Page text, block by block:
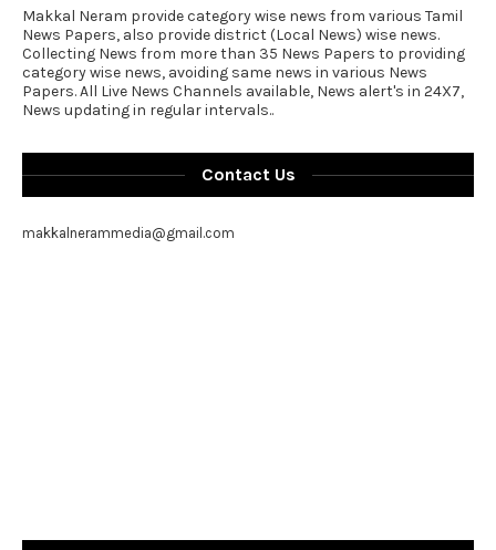
Makkal Neram provide category wise news from various Tamil
News Papers, also provide district (Local News) wise news.
Collecting News from more than 35 News Papers to providing
category wise news, avoiding same news in various News
Papers. All Live News Channels available, News alert's in 24X7,
News updating in regular intervals..
Contact Us
makkalnerammedia@gmail.com